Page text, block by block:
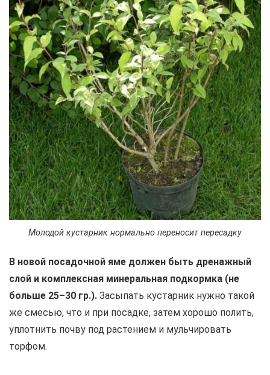
Молодой кустарник нормально переносит пересадку
В новой посадочной яме должен быть дренажный
слой и комплексная минеральная подкормка (не
больше 25–30 гр.). Засыпать кустарник нужно такой
же смесью, что и при посадке, затем хорошо полить,
уплотнить почву под растением и мульчировать
торфом.